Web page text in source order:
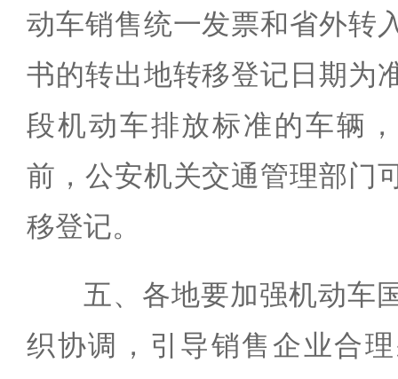
动车销售统一发票和省外转
书的转出地转移登记日期为
段机动车排放标准的车辆
前，公安机关交通管理部门
移登记。
五、各地要加强机动车
织协调，引导销售企业合